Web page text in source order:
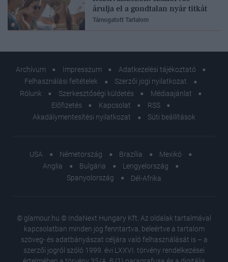
árulja el a gondtalan nyár titkát
Támogatott Tartalom
Archívum Impresszum
Adatkezelési tájékoztató
Felhasználási feltételek
Szerzői jogi nyilatkozat
Rólunk
Szerkesztőségi küldetés
Médiaajánlat
Előfizetés
Kapcsolat
RSS
Akadálymentesítési nyilatkozat
Süti beállítások
USA Németország Brazília
Mexikó
Anglia
Bulgária
Lengyelország
Spanyolország
Dél-Afrika
© glamour.hu © IndaNext Hungary Kft. Az oldalak tartalmával
kapcsolatban minden jog fenntartva, beleértve a tartalom
szöveg- és adatbányászat céljára való felhasználását is – a
szerzői jogról szóló 1999. évi LXXVI. törvény rendelkezései